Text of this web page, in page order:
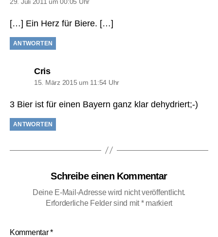
[…] Ein Herz für Biere. […]
ANTWORTEN
Crissagt:
15. März 2015 um 11:54 Uhr
3 Bier ist für einen Bayern ganz klar dehydriert;-)
ANTWORTEN
Schreibe einen Kommentar
Deine E-Mail-Adresse wird nicht veröffentlicht.
Erforderliche Felder sind mit*markiert
Kommentar*